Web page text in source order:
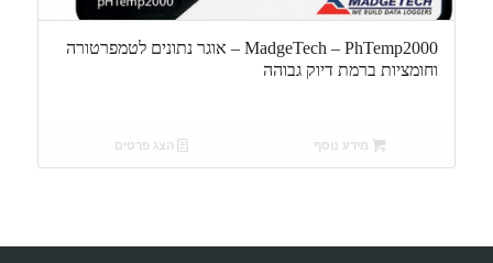
MadgeTech – PhTemp2000 – אוגר נתונים לטמפרטורה
וחומציות ברמת דיוק גבוהה
מידע נוסף הצג פרטים